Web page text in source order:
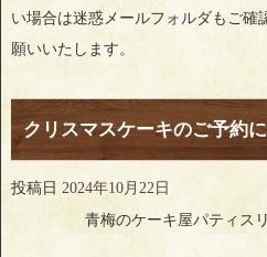
い場合は迷惑メールフォルダもご確
願いいたします。
クリスマスケーキのご予約
投稿日 2024年10月22日
青梅のケーキ屋パティス